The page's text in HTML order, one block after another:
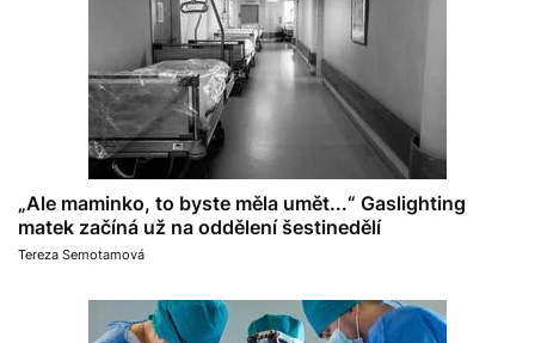
„Ale maminko, to byste měla umět...“ Gaslighting
matek začíná už na oddělení šestinedělí
Tereza Semotamová